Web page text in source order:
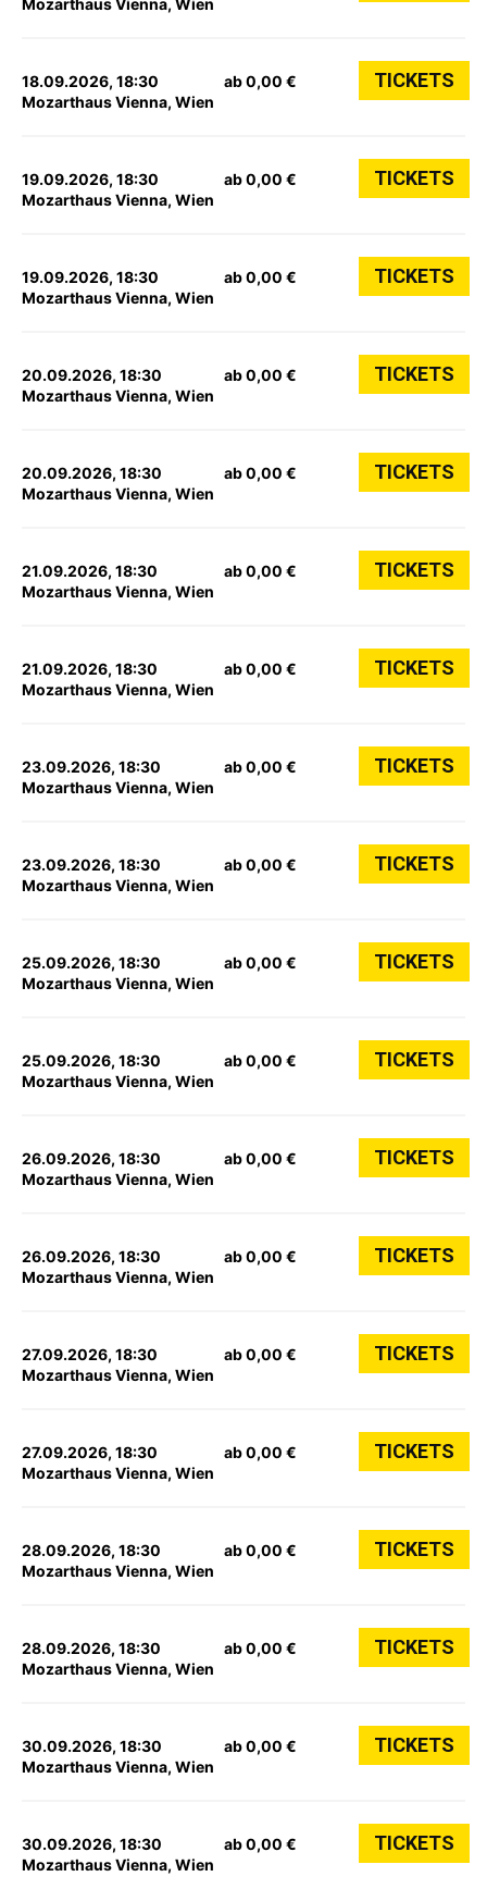
Mozarthaus Vienna, Wien
18.09.2026, 18:30
Mozarthaus Vienna, Wien
ab 0,00 € TICKETS
19.09.2026, 18:30
Mozarthaus Vienna, Wien
ab 0,00 € TICKETS
19.09.2026, 18:30
Mozarthaus Vienna, Wien
ab 0,00 € TICKETS
20.09.2026, 18:30
Mozarthaus Vienna, Wien
ab 0,00 € TICKETS
20.09.2026, 18:30
Mozarthaus Vienna, Wien
ab 0,00 € TICKETS
21.09.2026, 18:30
Mozarthaus Vienna, Wien
ab 0,00 € TICKETS
21.09.2026, 18:30
Mozarthaus Vienna, Wien
ab 0,00 € TICKETS
23.09.2026, 18:30
Mozarthaus Vienna, Wien
ab 0,00 € TICKETS
23.09.2026, 18:30
Mozarthaus Vienna, Wien
ab 0,00 € TICKETS
25.09.2026, 18:30
Mozarthaus Vienna, Wien
ab 0,00 € TICKETS
25.09.2026, 18:30
Mozarthaus Vienna, Wien
ab 0,00 € TICKETS
26.09.2026, 18:30
Mozarthaus Vienna, Wien
ab 0,00 € TICKETS
26.09.2026, 18:30
Mozarthaus Vienna, Wien
ab 0,00 € TICKETS
27.09.2026, 18:30
Mozarthaus Vienna, Wien
ab 0,00 € TICKETS
27.09.2026, 18:30
Mozarthaus Vienna, Wien
ab 0,00 € TICKETS
28.09.2026, 18:30
Mozarthaus Vienna, Wien
ab 0,00 € TICKETS
28.09.2026, 18:30
Mozarthaus Vienna, Wien
ab 0,00 € TICKETS
30.09.2026, 18:30
Mozarthaus Vienna, Wien
ab 0,00 € TICKETS
30.09.2026, 18:30
Mozarthaus Vienna, Wien
ab 0,00 € TICKETS